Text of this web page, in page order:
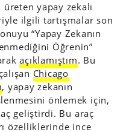
yapay zekalı
ilgili tartışmalar son
“Yapay Zekanın
Öğrenin”
açıklamıştım. Bu
Chicago
, yapay zekanın
önlemek için,
geliştirdi. Bu araç
özelliklerinde ince